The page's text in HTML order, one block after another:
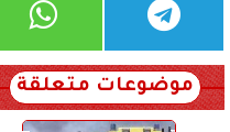
موضوعات متعلقة